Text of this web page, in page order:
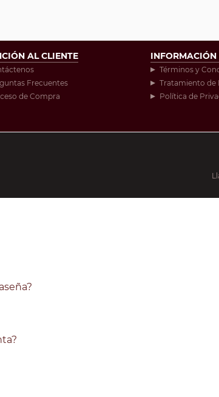
AL CLIENTE
Frecuentes
de Compra
INFORMACIÓN
Términos y
Tratamiento de
Política de